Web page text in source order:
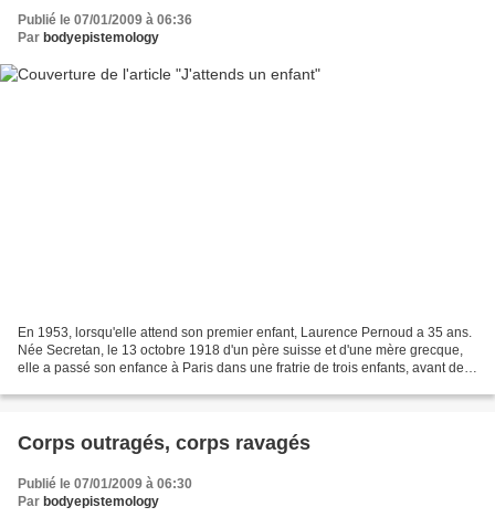
Publié le 07/01/2009 à 06:36
Par bodyepistemology
En 1953, lorsqu'elle attend son premier enfant, Laurence Pernoud a 35 ans.
Née Secretan, le 13 octobre 1918 d'un père suisse et d'une mère grecque,
elle a passé son enfance à Paris dans une fratrie de trois enfants, avant de
Corps outragés, corps ravagés
Publié le 07/01/2009 à 06:30
Par bodyepistemology